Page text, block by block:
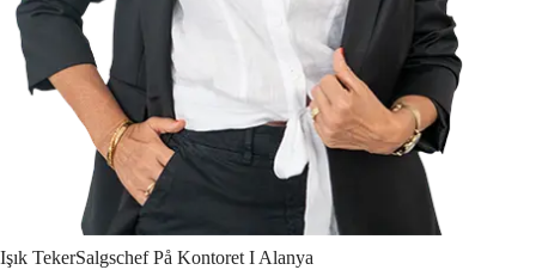
Işık TekerSalgschef På Kontoret I Alanya